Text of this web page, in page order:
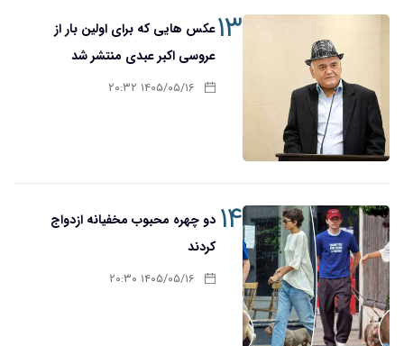
۱۳عکس هایی که برای اولین بار از
عروسی اکبر عبدی منتشر شد
۱۴۰۵/۰۵/۱۶ ۲۰:۳۲
۱۴ دو چهره محبوب مخفیانه ازدواج
کردند
۱۴۰۵/۰۵/۱۶ ۲۰:۳۰